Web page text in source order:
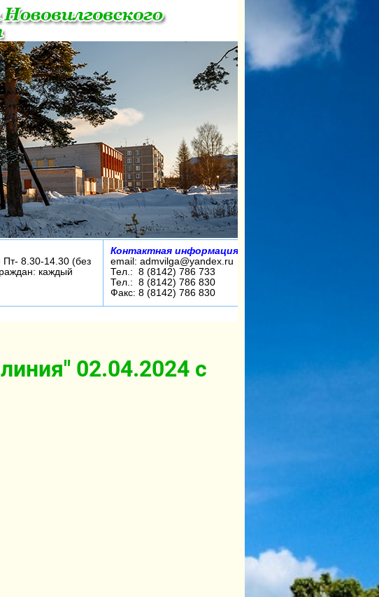
8.30-14.30 (без
каждый
Контактная информация:
email: admvilga@yandex.ru
Тел.: 8 (8142) 786 733
Тел.: 8 (8142) 786 830
Факс: 8 (8142) 786 830
02.04.2024 с